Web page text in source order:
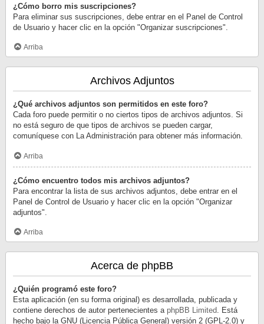
¿Cómo borro mis suscripciones?
Para eliminar sus suscripciones, debe entrar en el Panel de Control
de Usuario y hacer clic en la opción "Organizar suscripciones".
Arriba
Archivos Adjuntos
¿Qué archivos adjuntos son permitidos en este foro?
Cada foro puede permitir o no ciertos tipos de archivos adjuntos. Si
no está seguro de que tipos de archivos se pueden cargar,
comuníquese con La Administración para obtener más información.
Arriba
¿Cómo encuentro todos mis archivos adjuntos?
Para encontrar la lista de sus archivos adjuntos, debe entrar en el
Panel de Control de Usuario y hacer clic en la opción "Organizar
adjuntos".
Arriba
Acerca de phpBB
¿Quién programó este foro?
Esta aplicación (en su forma original) es desarrollada, publicada y
contiene derechos de autor pertenecientes a phpBB Limited. Está
hecho bajo la GNU (Licencia Pública General) versión 2 (GPL-2.0) y